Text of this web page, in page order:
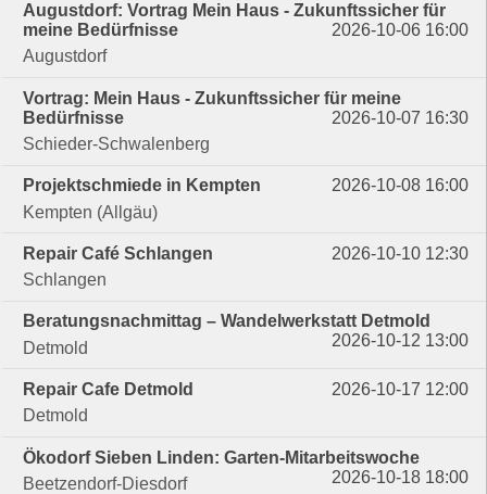
Augustdorf: Vortrag Mein Haus - Zukunftssicher für
meine Bedürfnisse
2026-10-06 16:00
Augustdorf
Vortrag: Mein Haus - Zukunftssicher für meine
Bedürfnisse
2026-10-07 16:30
Schieder-Schwalenberg
Projektschmiede in Kempten
2026-10-08 16:00
Kempten (Allgäu)
Repair Café Schlangen
2026-10-10 12:30
Schlangen
Beratungsnachmittag – Wandelwerkstatt Detmold
2026-10-12 13:00
Detmold
Repair Cafe Detmold
2026-10-17 12:00
Detmold
Ökodorf Sieben Linden: Garten-Mitarbeitswoche
2026-10-18 18:00
Beetzendorf-Diesdorf